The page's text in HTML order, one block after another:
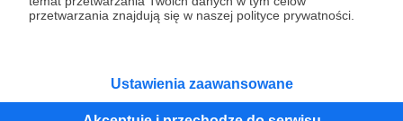
przetwarzania znajdują się w naszej polityce prywatności.
Ustawienia zaawansowane
śląskiej muzyki!
w aplikacji Patronite Audio.
Pobierz aplikację na swój telefon lub słuchaj w